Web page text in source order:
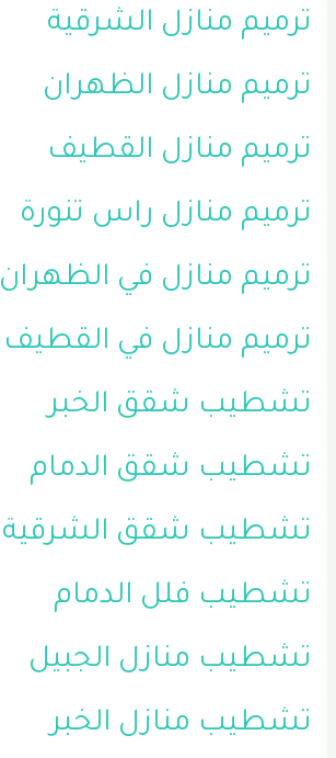
ترميم منازل الشرقية
ترميم منازل الظهران
ترميم منازل القطيف
ترميم منازل راس تنورة
ترميم منازل في الظهران
ترميم منازل في القطيف
تشطيب شقق الخبر
تشطيب شقق الدمام
تشطيب شقق الشرقية
تشطيب فلل الدمام
تشطيب منازل الجبيل
تشطيب منازل الخبر